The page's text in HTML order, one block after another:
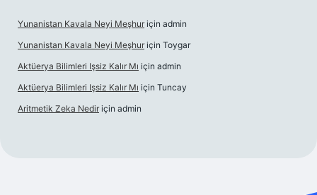
Yunanistan Kavala Neyi Meşhur için admin
Yunanistan Kavala Neyi Meşhur için Toygar
Aktüerya Bilimleri Işsiz Kalır Mı için admin
Aktüerya Bilimleri Işsiz Kalır Mı için Tuncay
Aritmetik Zeka Nedir için admin